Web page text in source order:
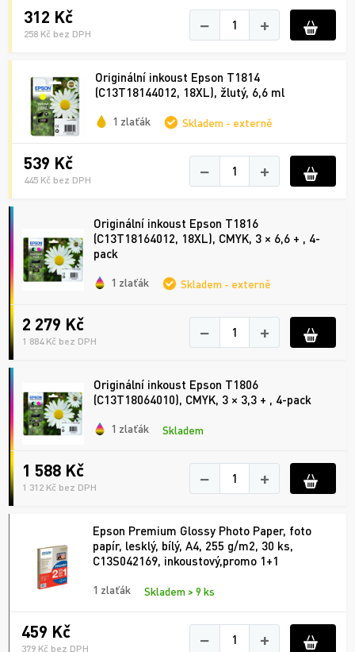
312 Kč
258 Kč bez DPH − +
Originální inkoust Epson T1814
(C13T18144012, 18XL), žlutý, 6,6 ml
1 zlaťák Skladem - externě
539 Kč
445 Kč bez DPH − +
Originální inkoust Epson T1816
(C13T18164012, 18XL), CMYK, 3 × 6,6 + , 4-
pack
1 zlaťák Skladem - externě
2 279 Kč
1 884 Kč bez DPH − +
Originální inkoust Epson T1806
(C13T18064010), CMYK, 3 × 3,3 + , 4-pack
1 zlaťák Skladem
1 588 Kč
1 312 Kč bez DPH − +
Epson Premium Glossy Photo Paper, foto
papír, lesklý, bílý, A4, 255 g/m2, 30 ks,
C13S042169, inkoustový,promo 1+1
1 zlaťák Skladem > 9 ks
459 Kč
379 Kč bez DPH − +